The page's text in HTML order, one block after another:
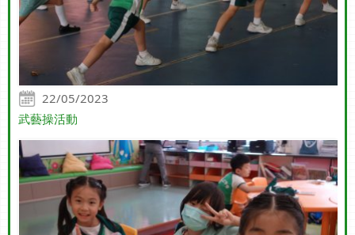
22/05/2023
武藝操活動